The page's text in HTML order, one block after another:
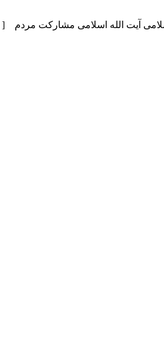
آیت الله اسلامی مشارکت مردم